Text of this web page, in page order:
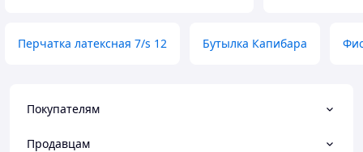
Перчатка латексная 7/s 12 Бутылка Капибара
Покупателям
Продавцам